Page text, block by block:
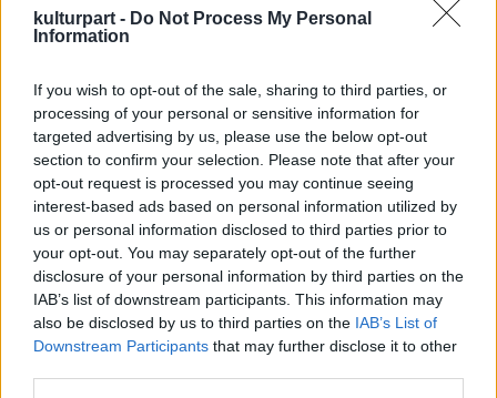
kulturpart - Do Not Process My Personal
Information
If you wish to opt-out of the sale, sharing to third parties, or
processing of your personal or sensitive information for
targeted advertising by us, please use the below opt-out
section to confirm your selection. Please note that after your
opt-out request is processed you may continue seeing
interest-based ads based on personal information utilized by
us or personal information disclosed to third parties prior to
your opt-out. You may separately opt-out of the further
disclosure of your personal information by third parties on the
IAB’s list of downstream participants. This information may
also be disclosed by us to third parties on the IAB’s List of
Downstream Participants that may further disclose it to other
A videó megtekintéséhez
Csehország Mozgópart Bohémia